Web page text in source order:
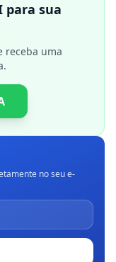
para sua
receba uma
no seu e-